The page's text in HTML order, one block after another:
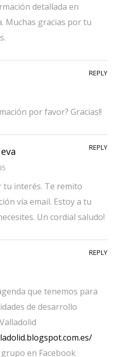
detallada en
Muchas gracias por tu
por favor? Gracias!!
REPLY
tu interés. Te remito
vía email. Estoy a tu
Un cordial saludo!
REPLY
que tenemos para
de desarrollo
en Facebook
REPLY